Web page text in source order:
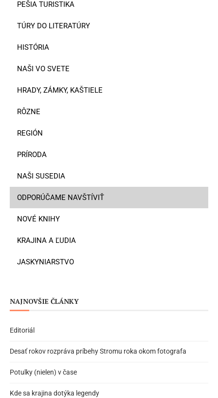
PEŠIA TURISTIKA
TÚRY DO LITERATÚRY
HISTÓRIA
NAŠI VO SVETE
HRADY, ZÁMKY, KAŠTIELE
RÔZNE
REGIÓN
PRÍRODA
NAŠI SUSEDIA
ODPORÚČAME NAVŠTÍVIŤ
NOVÉ KNIHY
KRAJINA A ĽUDIA
JASKYNIARSTVO
NAJNOVŠIE ČLÁNKY
Editoriál
Desať rokov rozpráva príbehy Stromu roka okom fotografa
Potulky (nielen) v čase
Kde sa krajina dotýka legendy